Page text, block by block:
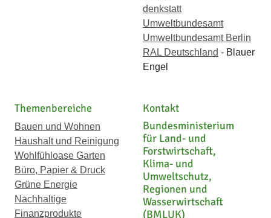
denkstatt
Umweltbundesamt
Umweltbundesamt Berlin
RAL Deutschland - Blauer
Engel
Themenbereiche
Bauen und Wohnen
Haushalt und Reinigung
Wohlfühloase Garten
Büro, Papier & Druck
Grüne Energie
Nachhaltige
Finanzprodukte
Kontakt
Bundesministerium
für Land- und
Forstwirtschaft,
Klima- und
Umweltschutz,
Regionen und
Wasserwirtschaft
(BMLUK)